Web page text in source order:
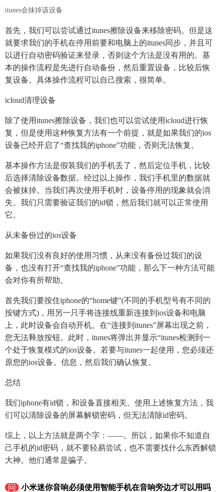
itunes会抹掉该设备
首先，我们可以尝试通过itunes擦除设备来移除密码。但是这
就要求我们的手机在停用前要和电脑上的itunes同步，并且可
以进行自动密码验证来登录，否则这个方法是没有用的。基
本的操作流程是先进行自动备份，然后重置设备，比较后恢
复设备。具体操作流程可以自己搜索，很简单。
icloud清理设备
除了使用itunes擦除设备，我们也可以尝试使用icloud进行恢
复，但是使用这种恢复方法有一个前提，就是如果我们的ios
设备已经开启了“查找我的iphone”功能，否则无法恢复。
基本操作方法是假装我们的手机丢了，然后定位手机，比较
后选择清除设备数据。经过以上操作，我们手机里的数据就
会被抹掉。当我们再次使用手机时，设备停用的现象就会消
失。我们只需要验证我们的id锁，然后我们就可以正常使用
它。
从未备份过的ios设备
如果我们没有良好的使用习惯，从来没有备份过我们的设
备，也没有打开“查找我的iphone”功能，那么下一种方法可能
会对你有所帮助。
首先我们要按住iphone的“home键”(不同的手机型号有不同的
按键方式)，用另一只手将连接线重新连接到ios设备和电脑
上，此时设备会自动开机。在“连接到itunes”屏幕出现之前，
您无法释放按钮。此时，itunes将弹出并显示“itunes检测到一
个处于恢复模式的ios设备。若要与itunes一起使用，您必须还
原您的ios设备。信息，然后我们确认恢复。
总结
我们iphone有id锁，和设备直接相关。使用上述恢复方法，我
们可以清除设备的屏幕解锁密码，但无法清除id密码。
综上，以上方法就是两个字：——。所以，如果你不知道自
己手机的id密码，就不要轻易尝试，也不需要找什么东西解锁
大神。他们通常是骗子。
问 小米迷你音响必须使用智能手机在音响旁边才可以用吗